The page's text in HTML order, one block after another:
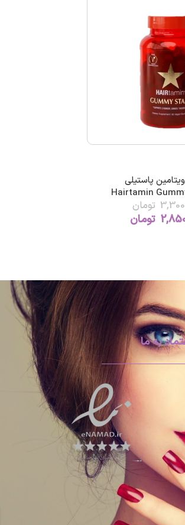
پاستیلی
تومان
تومان
به ما